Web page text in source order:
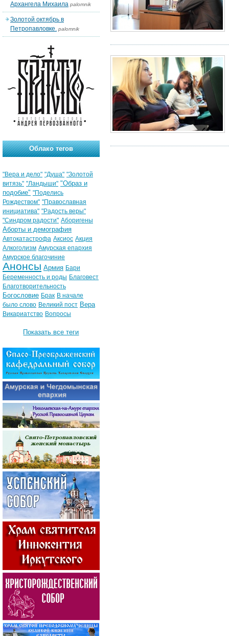
Архангела Михаила palomnik
Золотой октябрь в
Петропавловке. palomnik
Облако тегов
"Вера и дело" "Душа" "Золотой
витязь" "Ландыши" "Образ и
подобие" "Поделись
Рождеством" "Православная
инициатива" "Радость веры"
"Синдром радости" Аборигены
Аборты и демография
Автокатастрофа Аксиос Акция
Алкоголизм Амурская епархия
Амурское благочиние
Анонсы Армия Бари
Беременность и роды Благовест
Благотворительность
Богословие Брак В начале
было слово Великий пост Вера
Викариатство Вопросы
Показать все теги